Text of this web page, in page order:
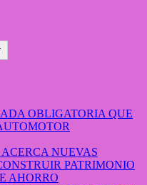
OBLIGATORIA QUE
NUEVAS
PATRIMONIO
AHORRO